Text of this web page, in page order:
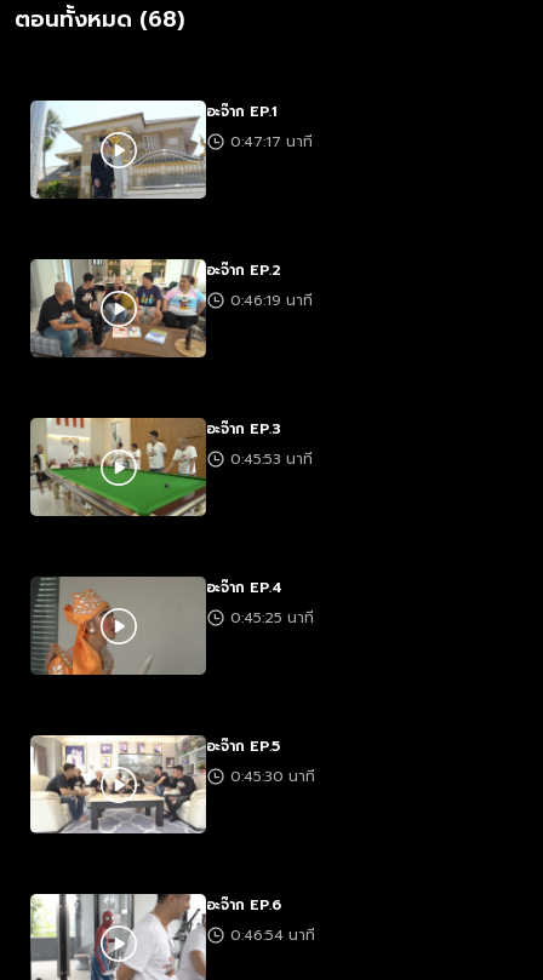
ตอนทั้งหมด (68)
อะจ๊าก EP.1
0:47:17 นาที
อะจ๊าก EP.2
0:46:19 นาที
อะจ๊าก EP.3
0:45:53 นาที
อะจ๊าก EP.4
0:45:25 นาที
อะจ๊าก EP.5
0:45:30 นาที
อะจ๊าก EP.6
0:46:54 นาที